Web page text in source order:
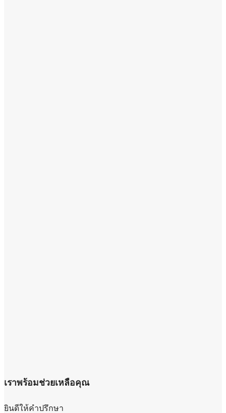
เราพร้อมช่วยเหลือคุณ
ยินดีให้คำปรึกษา